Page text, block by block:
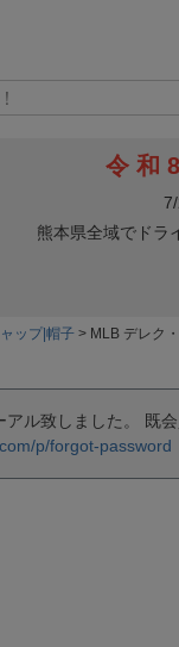
ップ|帽子 MLB デレク
ル致しました。 既
p/forgot-password